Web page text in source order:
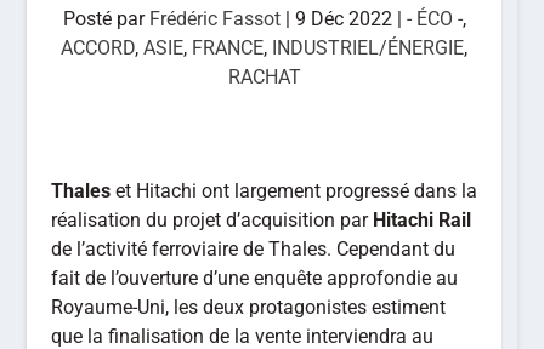
Posté par Frédéric Fassot| 9 Déc 2022| - ÉCO -,
ACCORD,ASIE, FRANCE, INDUSTRIEL/ÉNERGIE,
RACHAT
Thales et Hitachi ont largement progressé dans la
réalisation du projet d’acquisition par Hitachi Rail
de l’activité ferroviaire de Thales. Cependant du
fait de l’ouverture d’une enquête approfondie au
Royaume-Uni, les deux protagonistes estiment
que la finalisation de la vente interviendra au